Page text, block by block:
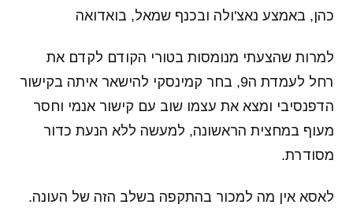
כהן, באמצע נאצ'ולה ובכנף שמאל, בואדואה
למרות שהצעתי מנומסות בטורי הקודם לקדם את
רחל לעמדת ה9, בחר קמינסקי להישאר איתה בקישור
הדפנסיבי ומצא את עצמו שוב עם קישור אנמי וחסר
מעוף במחצית הראשונה, למעשה ללא הנעת כדור
מסודרת.
לאסא אין מה למכור בהתקפה בשלב הזה של העונה.